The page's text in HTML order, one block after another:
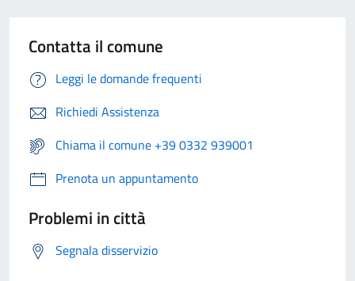
Contatta il comune
Leggi le domande frequenti
Richiedi Assistenza
Chiama il comune +39 0332 939001
Prenota un appuntamento
Problemi in città
Segnala disservizio